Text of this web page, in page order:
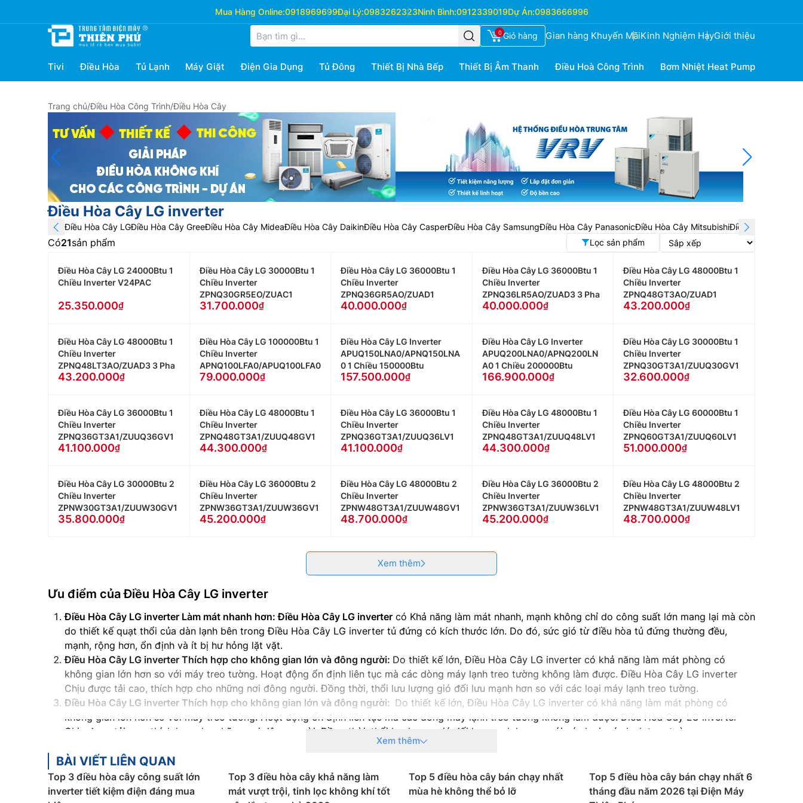
Mua Hàng Online:0918969699Đại Lý:0983262323Ninh Bình:0912339019Dự Án:0983666996
0 Giỏ hàng Gian hàng Khuyến MãiKinh Nghiệm HayGiới thiệu
Tivi Điều Hòa Tủ Lạnh Máy Giặt Điện Gia Dụng Tủ Đông Thiết Bị Nhà Bếp Thiết Bị Âm Thanh Điều Hoà Công Trình Bơm Nhiệt Heat Pump
Trang chủ/Điều Hòa Công Trình/Điều Hòa Cây
Điều Hòa Cây LG inverter
Điều Hòa Cây LGĐiều Hòa Cây GreeĐiều Hòa Cây MideaĐiều Hòa Cây DaikinĐiều Hòa Cây CasperĐiều Hòa Cây SamsungĐiều Hòa Cây PanasonicĐiều Hòa Cây MitsubishiĐiều Hòa Cây
Có21sản phẩm Lọc sản phẩm
Điều Hòa Cây LG 24000Btu 1
Chiều Inverter V24PAC
25.350.000
Điều Hòa Cây LG 30000Btu 1
Chiều Inverter
ZPNQ30GR5EO/ZUAC1
31.700.000
Điều Hòa Cây LG 36000Btu 1
Chiều Inverter
ZPNQ36GR5AO/ZUAD1
40.000.000
Điều Hòa Cây LG 36000Btu 1
Chiều Inverter
ZPNQ36LR5AO/ZUAD3 3 Pha
40.000.000
Điều Hòa Cây LG 48000Btu 1
Chiều Inverter
ZPNQ48GT3AO/ZUAD1
43.200.000
Điều Hòa Cây LG 48000Btu 1
Chiều Inverter
ZPNQ48LT3AO/ZUAD3 3 Pha
43.200.000
Điều Hòa Cây LG 100000Btu 1
Chiều Inverter
APNQ100LFA0/APUQ100LFA0
79.000.000
Điều Hòa Cây LG Inverter
APUQ150LNA0/APNQ150LNA
0 1 Chiều 150000Btu
157.500.000
Điều Hòa Cây LG Inverter
APUQ200LNA0/APNQ200LN
A0 1 Chiều 200000Btu
166.900.000
Điều Hòa Cây LG 30000Btu 1
Chiều Inverter
ZPNQ30GT3A1/ZUUQ30GV1
32.600.000
Điều Hòa Cây LG 36000Btu 1
Chiều Inverter
ZPNQ36GT3A1/ZUUQ36GV1
41.100.000
Điều Hòa Cây LG 48000Btu 1
Chiều Inverter
ZPNQ48GT3A1/ZUUQ48GV1
44.300.000
Điều Hòa Cây LG 36000Btu 1
Chiều Inverter
ZPNQ36GT3A1/ZUUQ36LV1
41.100.000
Điều Hòa Cây LG 48000Btu 1
Chiều Inverter
ZPNQ48GT3A1/ZUUQ48LV1
44.300.000
Điều Hòa Cây LG 60000Btu 1
Chiều Inverter
ZPNQ60GT3A1/ZUUQ60LV1
51.000.000
Điều Hòa Cây LG 30000Btu 2
Chiều Inverter
ZPNW30GT3A1/ZUUW30GV1
35.800.000
Điều Hòa Cây LG 36000Btu 2
Chiều Inverter
ZPNW36GT3A1/ZUUW36GV1
45.200.000
Điều Hòa Cây LG 48000Btu 2
Chiều Inverter
ZPNW48GT3A1/ZUUW48GV1
48.700.000
Điều Hòa Cây LG 36000Btu 2
Chiều Inverter
ZPNW36GT3A1/ZUUW36LV1
45.200.000
Điều Hòa Cây LG 48000Btu 2
Chiều Inverter
ZPNW48GT3A1/ZUUW48LV1
48.700.000
Xem thêm
Ưu điểm củaĐiều Hòa Cây LG inverter
Điều Hòa Cây LG inverter Làm mát nhanh hơn: Điều Hòa Cây LG inverter có Khả năng làm mát nhanh, mạnh không chỉ do công suất lớn mang lại mà còn
do thiết kế quạt thổi của dàn lạnh bên trong Điều Hòa Cây LG inverter tủ đứng có kích thước lớn. Do đó, sức gió từ điều hòa tủ đứng thường đều,
mạnh, rộng hơn, ổn định và ít bị hư hỏng lặt vặt.
Điều Hòa Cây LG inverter Thích hợp cho không gian lớn và đông người: Do thiết kế lớn, Điều Hòa Cây LG inverter có khả năng làm mát phòng có
không gian lớn hơn so với máy treo tường. Hoạt động ổn định liên tục mà các dòng máy lạnh treo tường không làm được. Điều Hòa Cây LG inverter
Chịu được tải cao, thích hợp cho những nơi đông người. Đồng thời, thổi lưu lượng gió đối lưu mạnh hơn so với các loại máy lạnh treo tường.
Điều Hòa Cây LG inverter Thích hợp cho không gian lớn và đông người: Do thiết kế lớn, Điều Hòa Cây LG inverter có khả năng làm mát phòng có
không gian lớn hơn so với máy treo tường. Hoạt động ổn định liên tục mà các dòng máy lạnh treo tường không làm được. Điều Hòa Cây LG inverter
Chịu được tải cao, thích hợp cho những nơi đông người. Đồng thời, thổi lưu lượng gió đối lưu mạnh hơn so với các loại máy lạnh treo tường.
Nhược điểm của Điều Hòa Cây LG inverter
Điều Hòa Cây LG inverter ồn hơn điều hòa treo tường khi hoạt động:Do có công xuất lớn và cấu tạo của dàn lạnh nên khi vân hành điều hòa cây
thường có tiếng ồn lớn hơn điều hòa treo tường.
Xem thêm
BÀI VIẾT LIÊN QUAN
Top 3 điều hòa cây công suất lớn
inverter tiết kiệm điện đáng mua
Top 3 điều hòa cây khả năng làm
mát vượt trội, tinh lọc không khí tốt
Top 5 điều hòa cây bán chạy nhất
mùa hè không thể bỏ lỡ
Top 5 điều hòa cây bán chạy nhất 6
tháng đầu năm 2026 tại Điện Máy